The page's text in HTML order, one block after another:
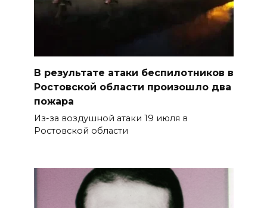
В результате атаки беспилотников в
Ростовской области произошло два
пожара
Из-за воздушной атаки 19 июля в
Ростовской области